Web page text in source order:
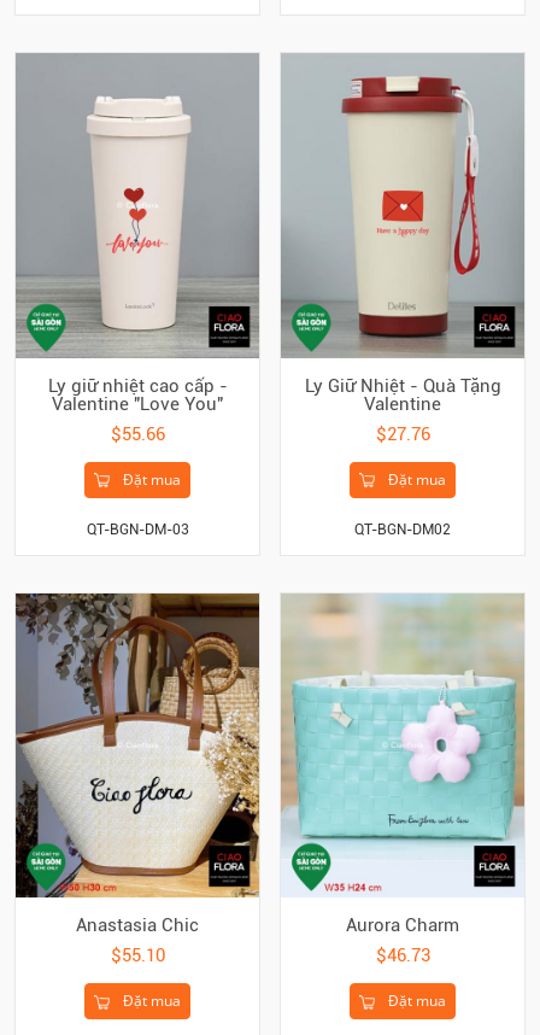
Ly giữ nhiệt cao cấp -
Valentine "Love You"
$55.66
Đặt mua
QT-BGN-DM-03
Ly Giữ Nhiệt - Quà Tặng
Valentine
$27.76
Đặt mua
QT-BGN-DM02
Anastasia Chic
$55.10
Đặt mua
Aurora Charm
$46.73
Đặt mua